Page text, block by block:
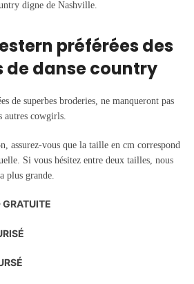
digne de Nashville.
préférées des
de danse country
de superbes broderies, ne manqueront pas
autres cowgirls.
assurez-vous que la taille en cm correspond
Si vous hésitez entre deux tailles, nous
plus grande.
GRATUITE